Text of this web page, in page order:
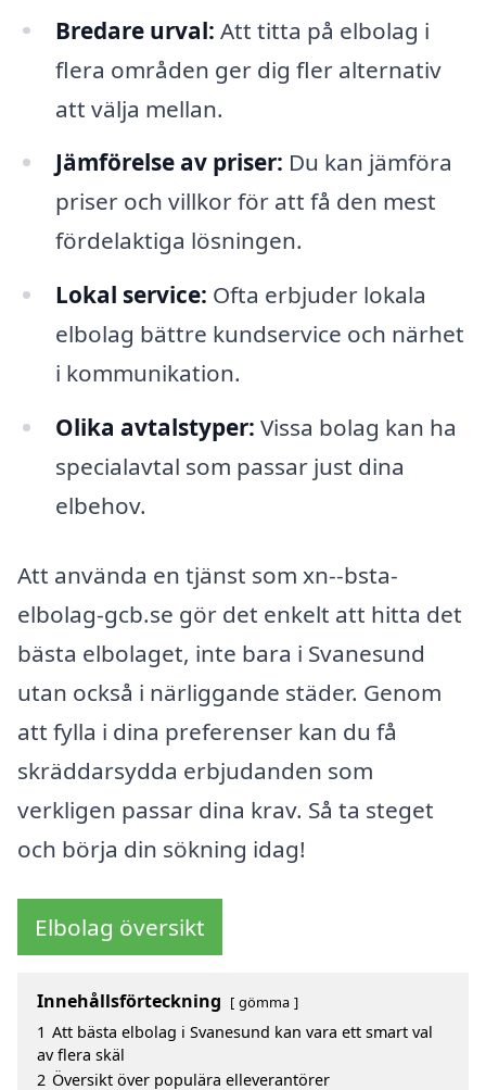
Bredare urval: Att titta på elbolag i
flera områden ger dig fler alternativ
att välja mellan.
Jämförelse av priser: Du kan jämföra
priser och villkor för att få den mest
fördelaktiga lösningen.
Lokal service: Ofta erbjuder lokala
elbolag bättre kundservice och närhet
i kommunikation.
Olika avtalstyper: Vissa bolag kan ha
specialavtal som passar just dina
elbehov.
Att använda en tjänst som xn--bsta-
elbolag-gcb.se gör det enkelt att hitta det
bästa elbolaget, inte bara i Svanesund
utan också i närliggande städer. Genom
att fylla i dina preferenser kan du få
skräddarsydda erbjudanden som
verkligen passar dina krav. Så ta steget
och börja din sökning idag!
Elbolag översikt
Innehållsförteckning gömma
1 Att bästa elbolag i Svanesund kan vara ett smart val
av flera skäl
2 Översikt över populära elleverantörer